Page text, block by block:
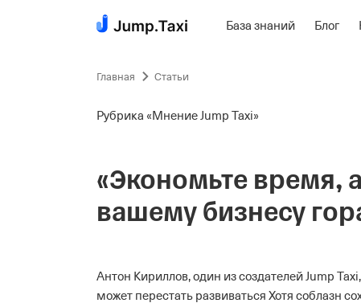
База знаний Блог
Главная Статьи
Рубрика «Мнение Jump Taxi»
«Экономьте время,
вашему бизнесу
Антон Кириллов, один из создателей Jump
может перестать развиваться Хотя соблазн